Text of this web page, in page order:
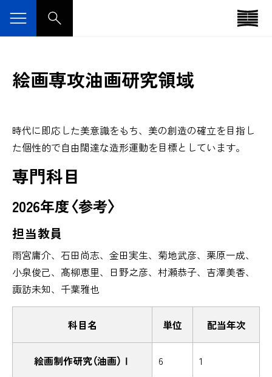
絵画専攻油画研究領域
時代に即応した美意識をもち、美の創造の確立を目指し
た個性的で自由闊達な造形運動を目標としています。
専門科目
2026年度〈参考〉
担当教員
雨宮庸介、石田尚志、金田実生、菊地武彦、栗原一成、
小泉俊己、髙柳恵里、日野之彦、村瀬恭子、吉澤美香、
諏訪未知、千葉雅也
科目名 単位 配当年次
絵画制作研究（油画）Ⅰ 6 1